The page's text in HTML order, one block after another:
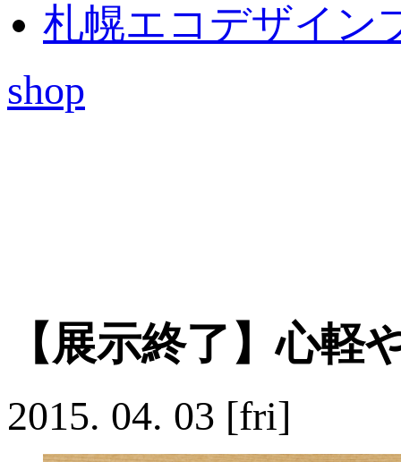
札幌エコデザイン
shop
【展示終了】心軽
2015. 04. 03 [fri]